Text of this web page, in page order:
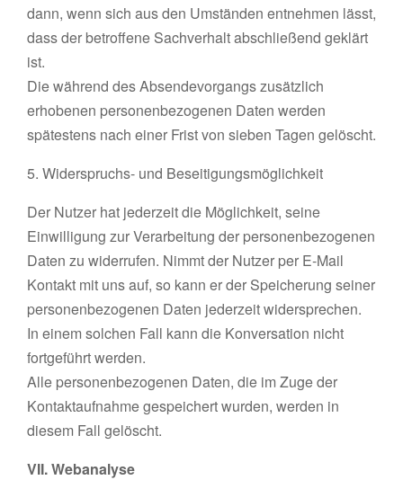
dann, wenn sich aus den Umständen entnehmen lässt,
dass der betroffene Sachverhalt abschließend geklärt
ist.
Die während des Absendevorgangs zusätzlich
erhobenen personenbezogenen Daten werden
spätestens nach einer Frist von sieben Tagen gelöscht.
5. Widerspruchs- und Beseitigungsmöglichkeit
Der Nutzer hat jederzeit die Möglichkeit, seine
Einwilligung zur Verarbeitung der personenbezogenen
Daten zu widerrufen. Nimmt der Nutzer per E-Mail
Kontakt mit uns auf, so kann er der Speicherung seiner
personenbezogenen Daten jederzeit widersprechen.
In einem solchen Fall kann die Konversation nicht
fortgeführt werden.
Alle personenbezogenen Daten, die im Zuge der
Kontaktaufnahme gespeichert wurden, werden in
diesem Fall gelöscht.
VII. Webanalyse